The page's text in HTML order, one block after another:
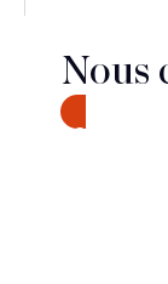
Nous